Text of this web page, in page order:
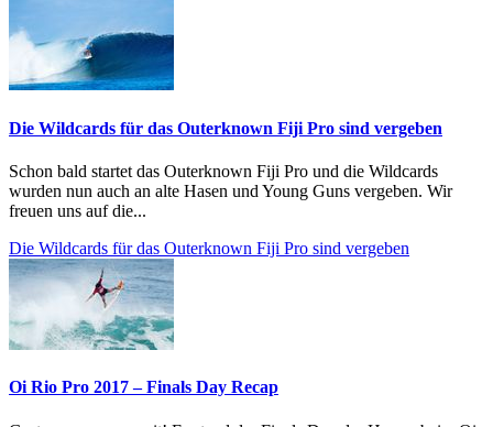
Die Wildcards für das Outerknown Fiji Pro sind vergeben
Schon bald startet das Outerknown Fiji Pro und die Wildcards
wurden nun auch an alte Hasen und Young Guns vergeben. Wir
freuen uns auf die...
Die Wildcards für das Outerknown Fiji Pro sind vergeben
Oi Rio Pro 2017 – Finals Day Recap